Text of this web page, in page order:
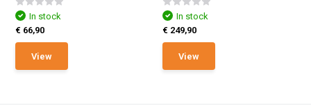
In stock
€ 66,90
View
In stock
€ 249,90
View